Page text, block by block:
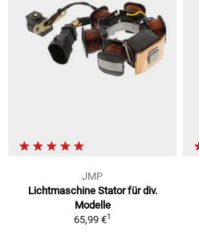
JMP
Lichtmaschine Stator für div.
Modelle
65,99 €1